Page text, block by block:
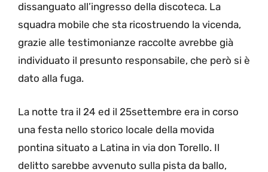
dissanguato all’ingresso della discoteca. La
squadra mobile che sta ricostruendo la vicenda,
grazie alle testimonianze raccolte avrebbe già
individuato il presunto responsabile, che però si è
dato alla fuga.
La notte tra il 24 ed il 25settembre era in corso
una festa nello storico locale della movida
pontina situato a Latina in via don Torello. Il
delitto sarebbe avvenuto sulla pista da ballo,